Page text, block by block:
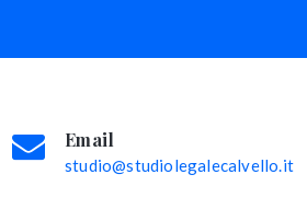
Email
studio@studiolegalecalvello.it